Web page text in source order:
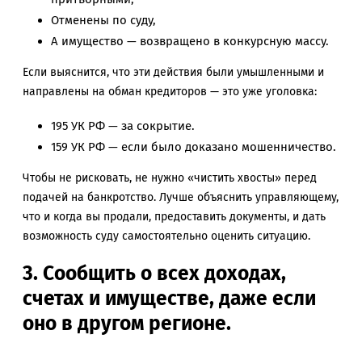
Отменены по суду,
А имущество — возвращено в конкурсную массу.
Если выяснится, что эти действия были умышленными и
направлены на обман кредиторов — это уже уголовка:
195 УК РФ — за сокрытие.
159 УК РФ — если было доказано мошенничество.
Чтобы не рисковать, не нужно «чистить хвосты» перед
подачей на банкротство. Лучше объяснить управляющему,
что и когда вы продали, предоставить документы, и дать
возможность суду самостоятельно оценить ситуацию.
3. Сообщить о всех доходах,
счетах и имуществе, даже если
оно в другом регионе.